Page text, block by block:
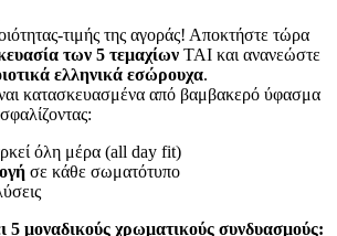
τιμής της αγοράς! Αποκτήστε τώρα
των 5 τεμαχίων TAI και ανανεώστε
ελληνικά εσώρουχα.
κατασκευασμένα από βαμβακερό ύφασμα
όλη μέρα (all day fit)
σε κάθε σωματότυπο
5 μοναδικούς χρωματικούς συνδυασμούς: